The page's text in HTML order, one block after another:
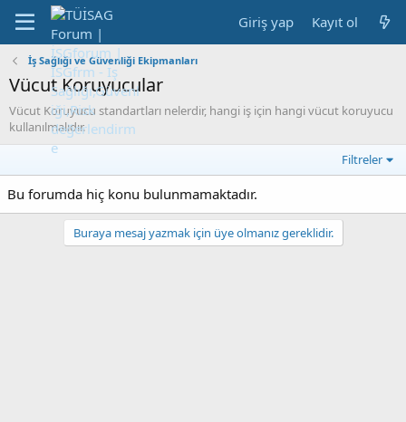
Giriş yap Kayıt ol
İş Sağlığı ve Güvenliği Ekipmanları
Vücut Koruyucular
Vücut Koruyucu standartları nelerdir, hangi iş için hangi vücut koruyucu
kullanılmalıdır.
Filtreler
Bu forumda hiç konu bulunmamaktadır.
Buraya mesaj yazmak için üye olmanız gereklidir.